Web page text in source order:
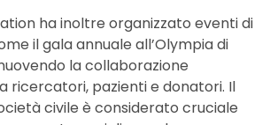
ha inoltre organizzato eventi di
il gala annuale all’Olympia di
la collaborazione
ricercatori, pazienti e donatori. Il
civile è considerato cruciale